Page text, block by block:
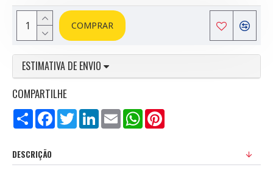
COMPRAR
ESTIMATIVA DE ENVIO
COMPARTILHE
Compartilhar
FacebookTwitterLinkedInEmail WhatsApp
DESCRIÇÃO